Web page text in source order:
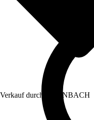
Verkauf durch: HORNBACH